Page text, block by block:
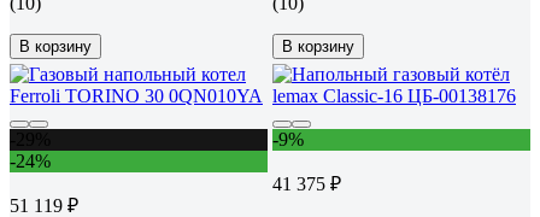
В корзину В корзину
-24%
51 119 ₽
-9%
41 375 ₽